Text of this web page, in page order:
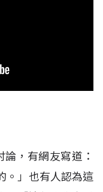
，有網友寫道：
。」也有人認為這